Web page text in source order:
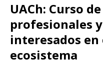
UACh: Curso
profesionales
interesados
ecosistema